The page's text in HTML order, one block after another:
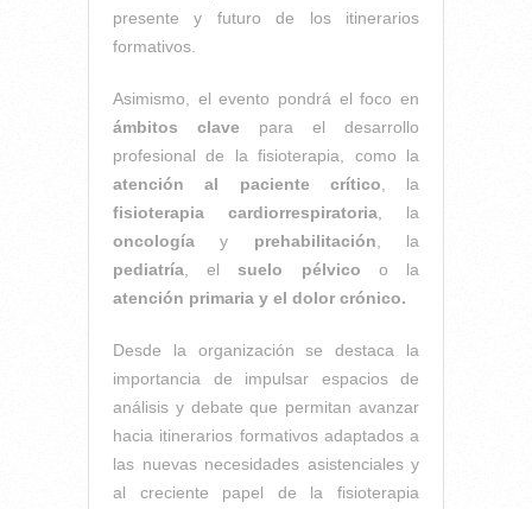
presente y futuro de los itinerarios
formativos.
Asimismo, el evento pondrá el foco en
ámbitos clave para el desarrollo
profesional de la fisioterapia, como la
atención al paciente crítico , la
fisioterapia cardiorrespiratoria , la
oncología y prehabilitación , la
pediatría , elsuelo pélvico o la
atención primaria y el dolor crónico.
Desde la organización se destaca la
importancia de impulsar espacios de
análisis y debate que permitan avanzar
hacia itinerarios formativos adaptados a
las nuevas necesidades asistenciales y
al creciente papel de la fisioterapia